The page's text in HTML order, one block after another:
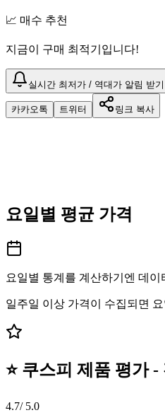
📈 매수 추천
지금이 구매 최적기입니다!
실시간 최저가 / 역대가 알림 받기
카카오톡 트위터 링크 복사
요일별 평균 가격
요일별 통계를 계산하기엔 데
일주일 이상 가격이 수집되면
⭐ 쿠스피 제품 평가
4.7/ 5.0